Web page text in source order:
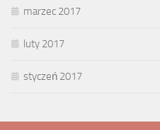
marzec 2017
luty 2017
styczeń 2017